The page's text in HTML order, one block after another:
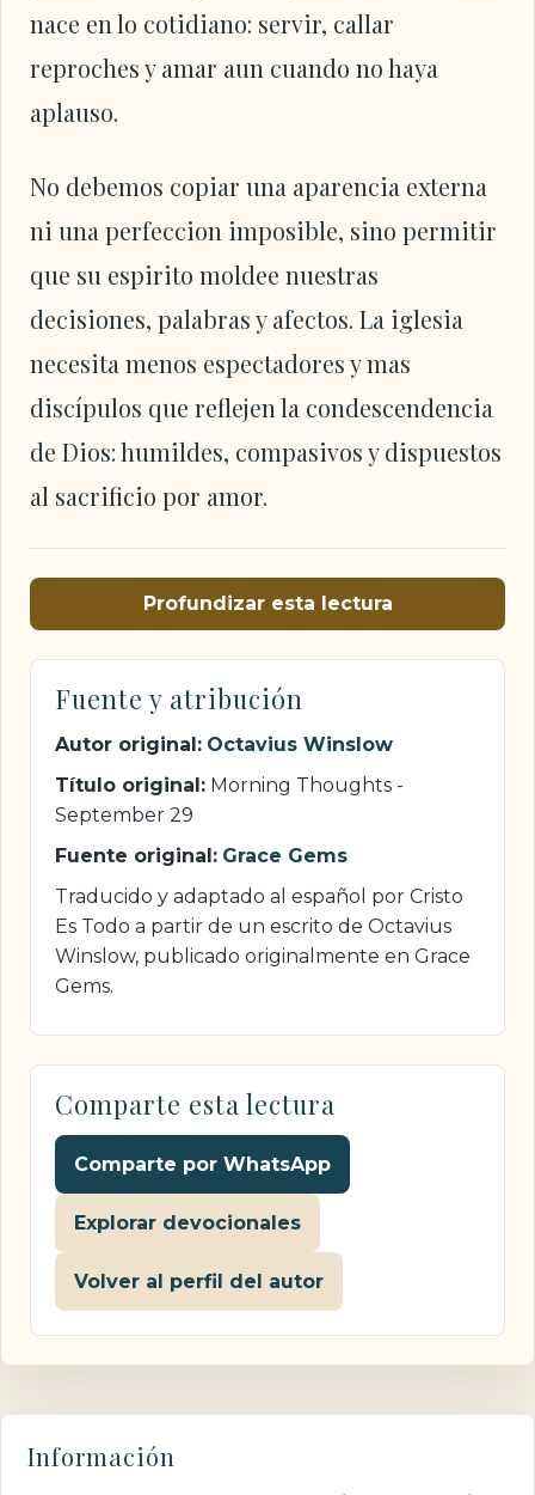
nace en lo cotidiano: servir, callar
reproches y amar aun cuando no haya
aplauso.
No debemos copiar una aparencia externa
ni una perfeccion imposible, sino permitir
que su espirito moldee nuestras
decisiones, palabras y afectos. La iglesia
necesita menos espectadores y mas
discípulos que reflejen la condescendencia
de Dios: humildes, compasivos y dispuestos
al sacrificio por amor.
Profundizar esta lectura
Fuente y atribución
Autor original: Octavius Winslow
Título original: Morning Thoughts -
September 29
Fuente original: Grace Gems
Traducido y adaptado al español por Cristo
Es Todo a partir de un escrito de Octavius
Winslow, publicado originalmente en Grace
Gems.
Comparte esta lectura
Comparte por WhatsApp
Explorar devocionales
Volver al perfil del autor
Información